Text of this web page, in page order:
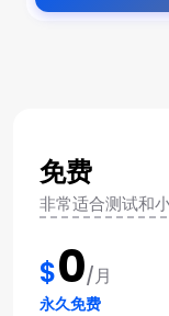
免费
非常适合测试和
$0/月
永久免费